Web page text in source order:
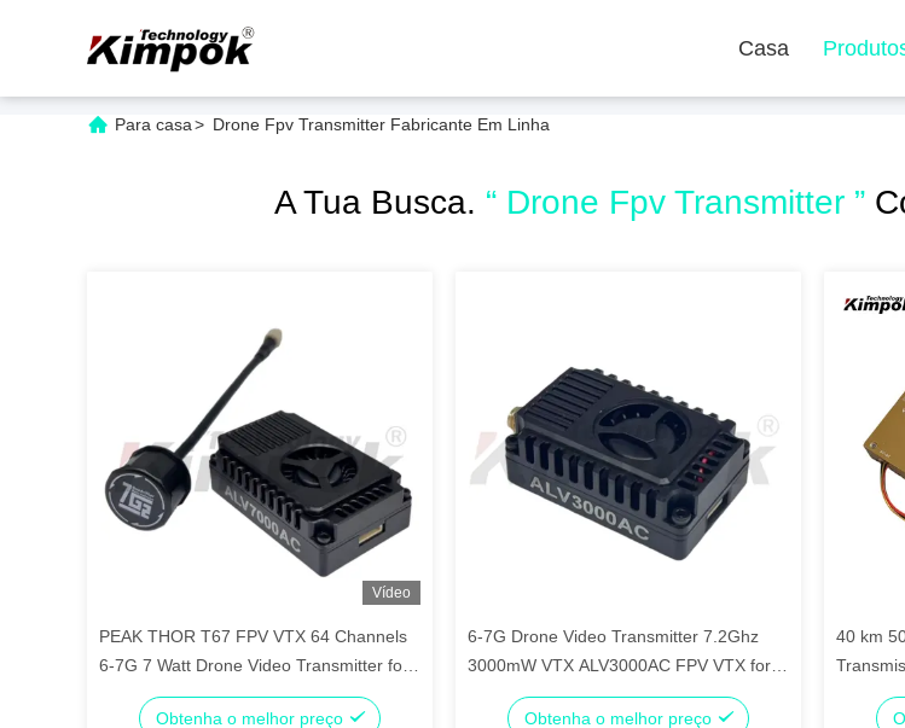
Casa
Para casa> Drone Fpv Transmitter Fabricante Em Linha
A Tua Busca. “ Drone Fpv Transmitter ”
Vídeo
PEAK THOR T67 FPV VTX 64 Channels
6-7G 7 Watt Drone Video Transmitter for
RC Drone
Obtenha o melhor preço
6-7G Drone Video Transmitter 7.2Ghz
3000mW VTX ALV3000AC FPV VTX for
RC Drone
Obtenha o melhor preço
40 km